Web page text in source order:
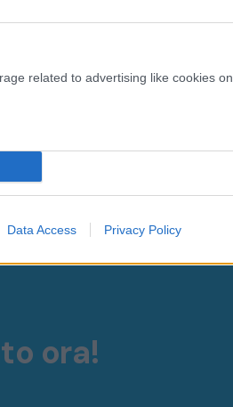
related to advertising like cookies on
Data Access Privacy Policy
Gelli, la
ora!